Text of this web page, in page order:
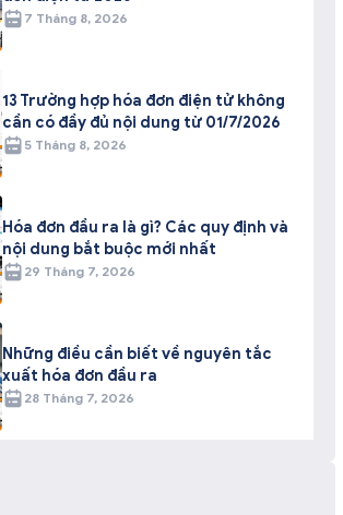
7 Tháng 8, 2026
13 Trường hợp hóa đơn điện tử không
cần có đầy đủ nội dung từ 01/7/2026
5 Tháng 8, 2026
Hóa đơn đầu ra là gì? Các quy định và
nội dung bắt buộc mới nhất
29 Tháng 7, 2026
Những điều cần biết về nguyên tắc
xuất hóa đơn đầu ra
28 Tháng 7, 2026